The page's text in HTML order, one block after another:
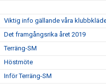
Viktig info gällande våra
Det framgångsrika året 2019
Terräng-SM
Höstmöte
Inför Terräng-SM